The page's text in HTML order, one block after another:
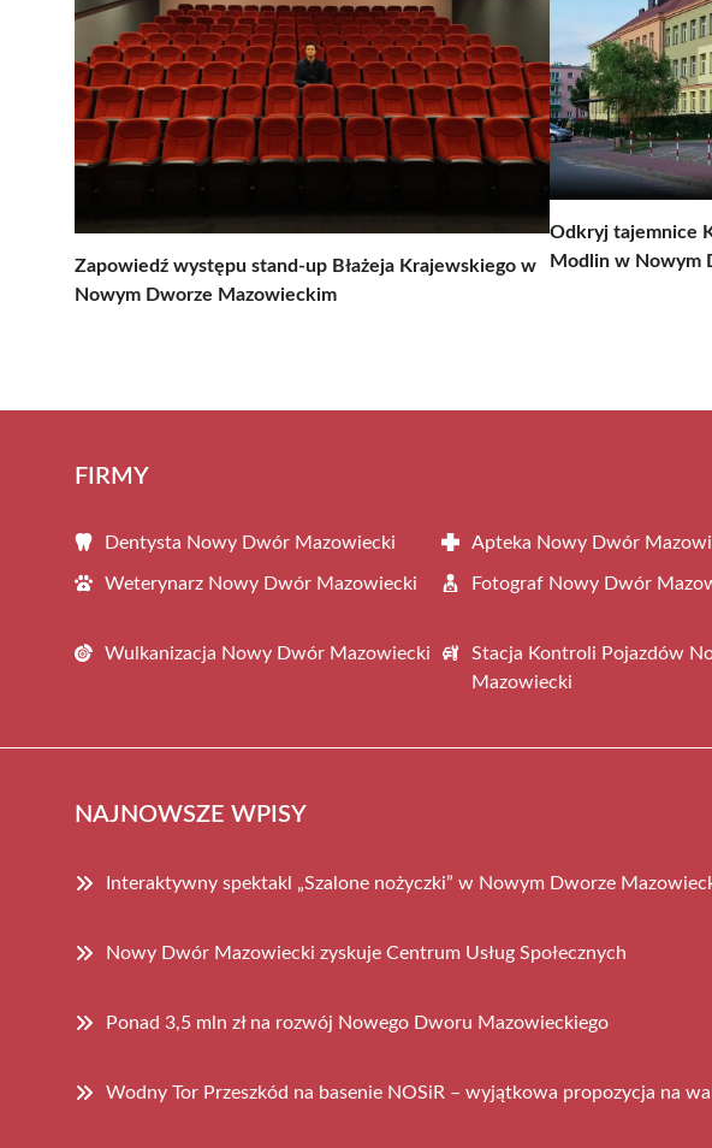
Zapowiedź występu stand-up Błażeja Krajewskiego w
Nowym Dworze Mazowieckim
Odkryj tajemnice
Modlin w Nowym
FIRMY
Dentysta Nowy Dwór Mazowiecki Apteka Nowy Dwór
Weterynarz Nowy Dwór Mazowiecki Fotograf Nowy Dwór
Wulkanizacja Nowy Dwór Mazowiecki
Stacja Kontroli Pojazdów
Mazowiecki
NAJNOWSZE WPISY
Interaktywny spektakl „Szalone nożyczki” w Nowym Dworze
Nowy Dwór Mazowiecki zyskuje Centrum Usług Społecznych
Ponad 3,5 mln zł na rozwój Nowego Dworu Mazowieckiego
Wodny Tor Przeszkód na basenie NOSiR – wyjątkowa propozycja na